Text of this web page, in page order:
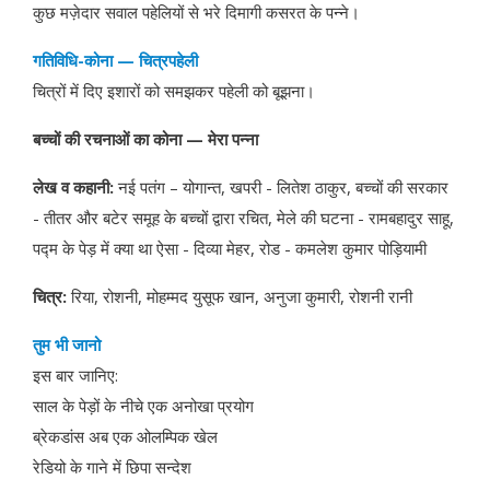
कुछ मज़ेदार सवाल पहेलियों से भरे दिमागी कसरत के पन्ने।
गतिविधि-कोना — चित्रपहेली
चित्रों में दिए इशारों को समझकर पहेली को बूझना।
बच्चों की रचनाओं का कोना — मेरा पन्ना
लेख व कहानी:नई पतंग – योगान्त, खपरी - लितेश ठाकुर, बच्चों की सरकार
- तीतर और बटेर समूह के बच्चों द्वारा रचित, मेले की घटना - रामबहादुर साहू,
पद्म के पेड़ में क्या था ऐसा - दिव्या मेहर, रोड - कमलेश कुमार पोड़ियामी
चित्र:रिया, रोशनी, मोहम्मद युसूफ खान, अनुजा कुमारी, रोशनी रानी
तुम भी जानो
इस बार जानिए:
साल के पेड़ों के नीचे एक अनोखा प्रयोग
ब्रेकडांस अब एक ओलम्पिक खेल
रेडियो के गाने में छिपा सन्देश